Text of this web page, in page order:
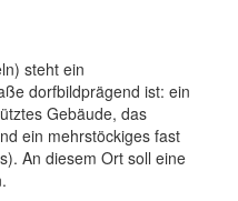
steht ein
dorfbildprägend ist: ein
Gebäude, das
ein mehrstöckiges fast
An diesem Ort soll eine